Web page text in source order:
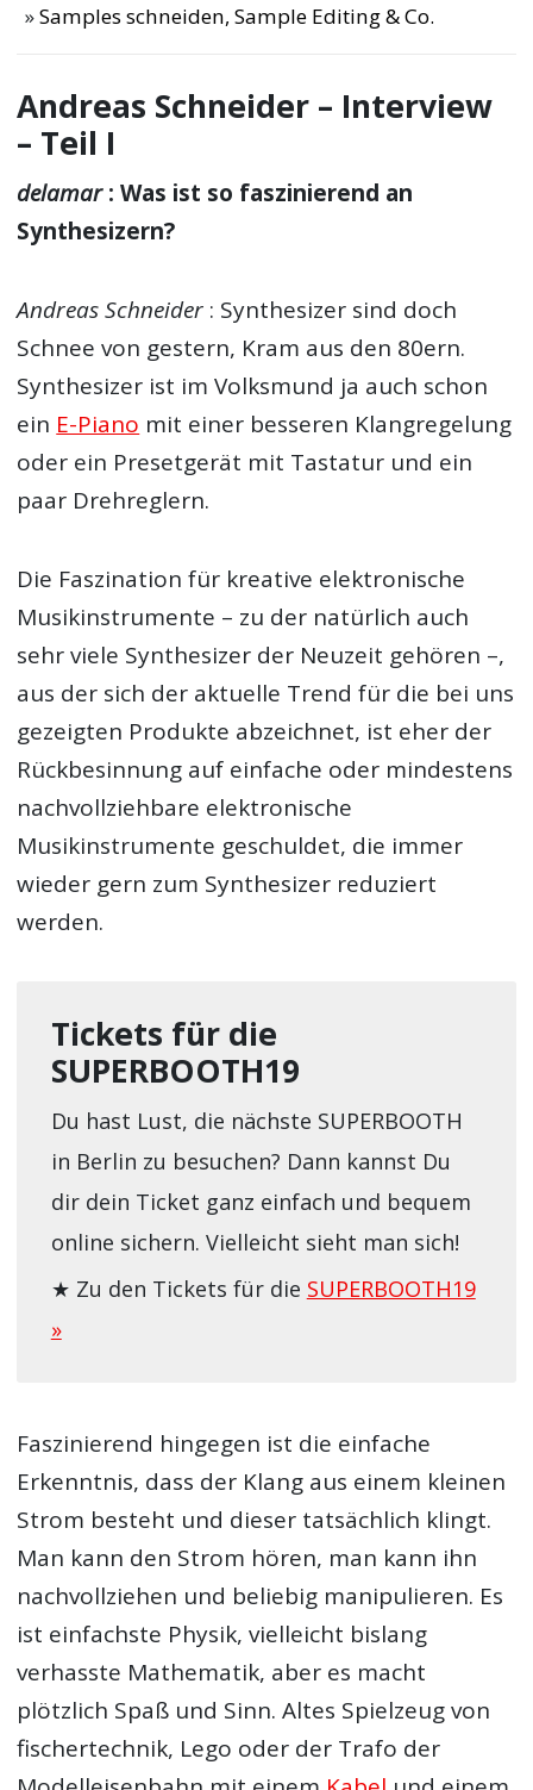
Samples schneiden, Sample Editing & Co.
Andreas Schneider – Interview
– Teil I
delamar: Was ist so faszinierend an
Synthesizern?
Andreas Schneider : Synthesizer sind doch
Schnee von gestern, Kram aus den 80ern.
Synthesizer ist im Volksmund ja auch schon
ein E-Piano mit einer besseren Klangregelung
oder ein Presetgerät mit Tastatur und ein
paar Drehreglern.
Die Faszination für kreative elektronische
Musikinstrumente – zu der natürlich auch
sehr viele Synthesizer der Neuzeit gehören –,
aus der sich der aktuelle Trend für die bei uns
gezeigten Produkte abzeichnet, ist eher der
Rückbesinnung auf einfache oder mindestens
nachvollziehbare elektronische
Musikinstrumente geschuldet, die immer
wieder gern zum Synthesizer reduziert
werden.
Tickets für die
SUPERBOOTH19
Du hast Lust, die nächste SUPERBOOTH
in Berlin zu besuchen? Dann kannst Du
dir dein Ticket ganz einfach und bequem
online sichern. Vielleicht sieht man sich!
★ Zu den Tickets für die SUPERBOOTH19
»
Faszinierend hingegen ist die einfache
Erkenntnis, dass der Klang aus einem kleinen
Strom besteht und dieser tatsächlich klingt.
Man kann den Strom hören, man kann ihn
nachvollziehen und beliebig manipulieren. Es
ist einfachste Physik, vielleicht bislang
verhasste Mathematik, aber es macht
plötzlich Spaß und Sinn. Altes Spielzeug von
fischertechnik, Lego oder der Trafo der